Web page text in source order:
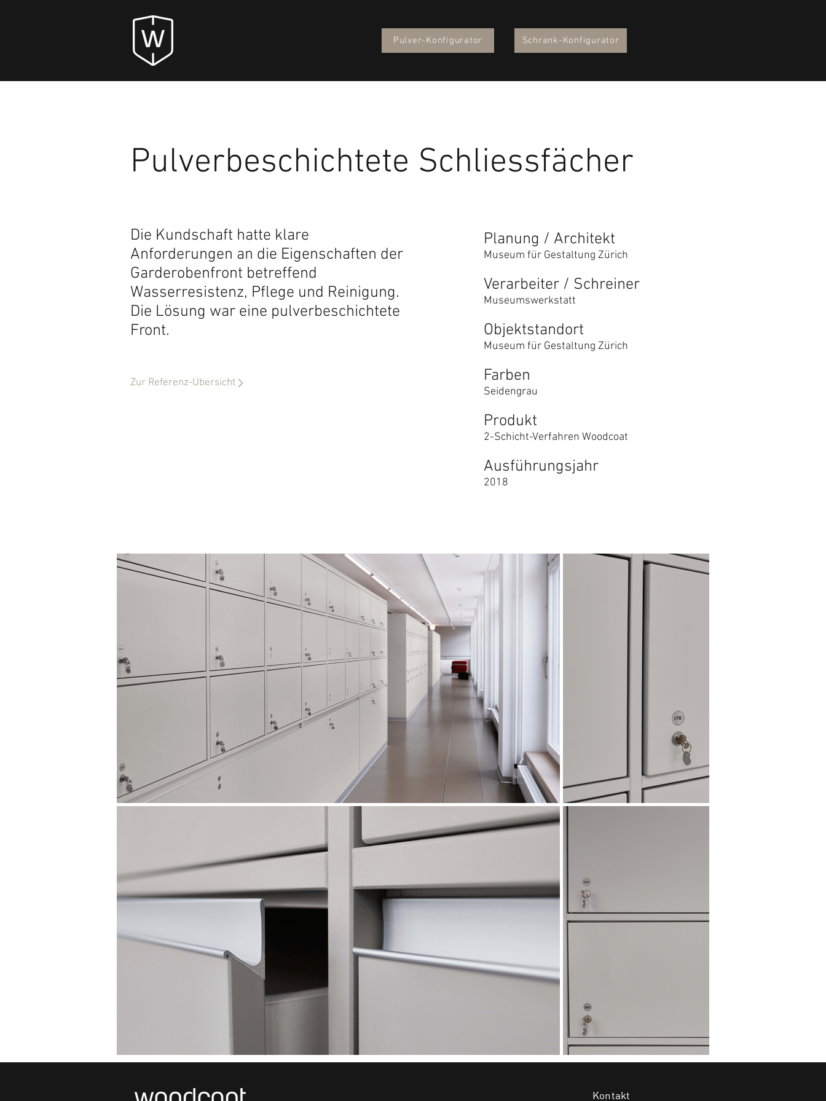
Pulver-Konfigurator Schrank-Konfigurator
Pulverbeschichtete Schliessfächer
Die Kundschaft hatte klare
Anforderungen an die Eigenschaften der
Garderobenfront betreffend
Wasserresistenz, Pflege und Reinigung.
Die Lösung war eine pulverbeschichtete
Front.
Zur Referenz-Übersicht
Planung / Architekt
Museum für Gestaltung Zürich
Verarbeiter / Schreiner
Museumswerkstatt
Objektstandort
Museum für Gestaltung Zürich
Farben
Seidengrau
Produkt
2-Schicht-Verfahren Woodcoat
Ausführungsjahr
2018
Kontakt